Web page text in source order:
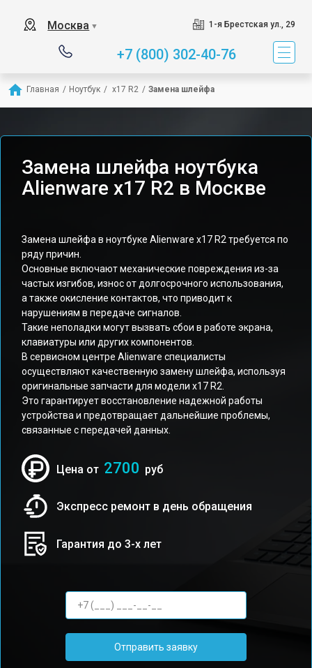
Москва ▼ 1-я Брестская ул., 29
+7 (800) 302-40-76
Главная / Ноутбук / x17 R2 / Замена шлейфа
Замена шлейфа ноутбука
Alienware x17 R2 в Москве
Замена шлейфа в ноутбуке Alienware x17 R2 требуется по
ряду причин.
Основные включают механические повреждения из-за
частых изгибов, износ от долгосрочного использования,
а также окисление контактов, что приводит к
нарушениям в передаче сигналов.
Такие неполадки могут вызвать сбои в работе экрана,
клавиатуры или других компонентов.
В сервисном центре Alienware специалисты
осуществляют качественную замену шлейфа, используя
оригинальные запчасти для модели x17 R2.
Это гарантирует восстановление надежной работы
устройства и предотвращает дальнейшие проблемы,
связанные с передачей данных.
Цена от 2700 руб
Экспресс ремонт в день обращения
Гарантия до 3-х лет
Отправить заявку